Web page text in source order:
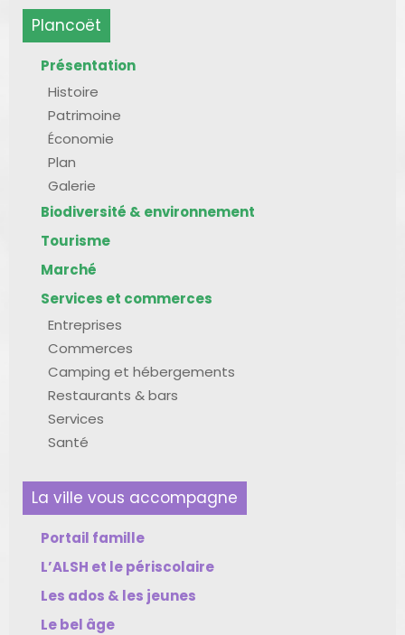
Plancoët
Présentation
Histoire
Patrimoine
Économie
Plan
Galerie
Biodiversité & environnement
Tourisme
Marché
Services et commerces
Entreprises
Commerces
Camping et hébergements
Restaurants & bars
Services
Santé
La ville vous accompagne
Portail famille
L’ALSH et le périscolaire
Les ados & les jeunes
Le bel âge